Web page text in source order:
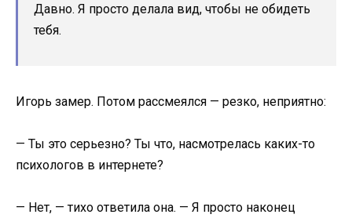
Давно. Я просто делала вид, чтобы не обидеть
тебя.
Игорь замер. Потом рассмеялся — резко, неприятно:
— Ты это серьезно? Ты что, насмотрелась каких-то
психологов в интернете?
— Нет, — тихо ответила она. — Я просто наконец